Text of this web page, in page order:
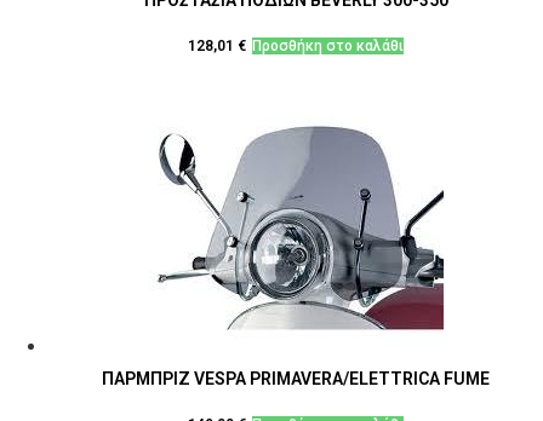
128,01 € Προσθήκη στο καλάθι
ΠΑΡΜΠΡΙΖ VESPA PRIMAVERA/ELETTRICA FUME